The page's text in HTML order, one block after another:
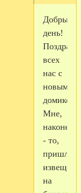
Добрый
день!
всех
нас с
новым
домиком!
Мне,
наконец
- то,
пришло
на